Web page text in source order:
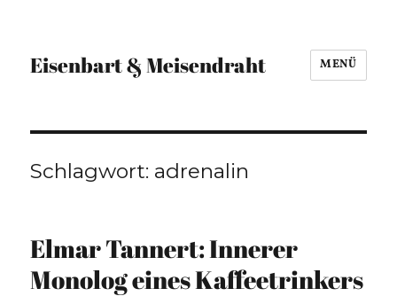
Eisenbart & Meisendraht MENÜ
Schlagwort: adrenalin
Elmar Tannert: Innerer
Monolog eines Kaffeetrinkers